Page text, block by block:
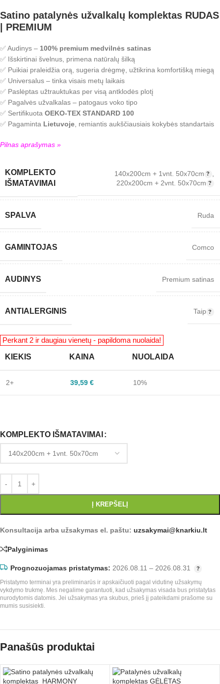
Satino patalynės užvalkalų komplektas RUDAS
| PREMIUM
✅ Audinys – 100% premium medvilnės satinas
✅ Išskirtinai švelnus, primena natūralų šilką
✅ Puikiai praleidžia orą, sugeria drėgmę, užtikrina komfortišką miegą
✅ Universalus – tinka visais metų laikais
✅ Paslėptas užtrauktukas per visą antklodės plotį
✅ Pagalvės užvalkalas – patogaus voko tipo
✅ Sertifikuota OEKO-TEX STANDARD 100
✅ Pagaminta Lietuvoje , remiantis aukščiausiais kokybės standartais
Pilnas aprašymas »
KOMPLEKTO
IŠMATAVIMAI
140x200cm + 1vnt. 50x70cm
220x200cm + 2vnt. 50x70cm
SPALVA Ruda
GAMINTOJAS Comco
AUDINYS Premium satinas
ANTIALERGINIS Taip
KIEKIS KAINA NUOLAIDA
2+ 39,59 € 10%
KOMPLEKTO IŠMATAVIMAI
Į KREPŠELĮ
Konsultacija arba užsakymas el. paštu: uzsakymai@knarkiu.lt
Palyginimas
Prognozuojamas pristatymas: 2026.08.11 – 2026.08.31
Pristatymo terminai yra preliminarūs ir apskaičiuoti pagal vidutinę užsakymų
vykdymo trukmę. Mes negalime garantuoti, kad užsakymas visada bus pristatytas
nurodytomis datomis. Jei užsakymas yra skubus, prieš jį pateikdami prašome su
mumis susisiekti.
Panašūs produktai